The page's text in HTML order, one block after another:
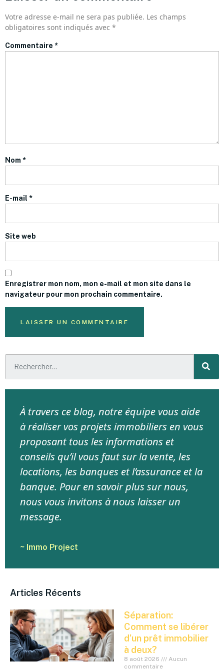
Votre adresse e-mail ne sera pas publiée. Les champs
obligatoires sont indiqués avec *
Commentaire *
Nom *
E-mail *
Site web
Enregistrer mon nom, mon e-mail et mon site dans le
navigateur pour mon prochain commentaire.
À travers ce blog, notre équipe vous aide
à réaliser vos projets immobiliers en vous
proposant tous les informations et
conseils qu’il vous faut sur la vente, les
locations, les banques et l’assurance et la
banque. Pour en savoir plus sur nous,
nous vous invitons à nous laisser un
message.
~ Immo Project
Articles Récents
Séparation:
Comment se libérer
d’un prêt immobilier
à deux?
8 août 2026
Aucun
commentaire